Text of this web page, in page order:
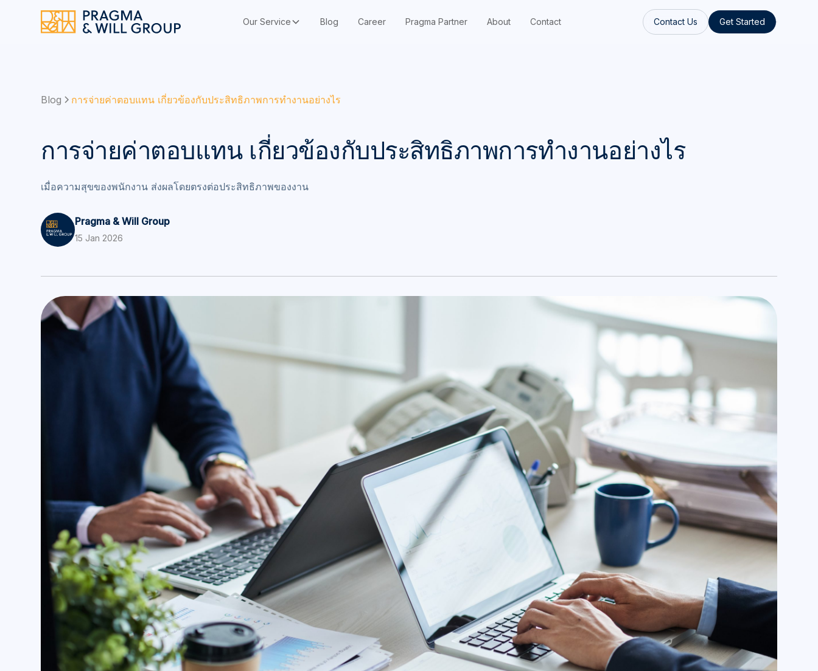
Our Service Blog Career Pragma Partner About Contact Contact Us Get Started
Blog การจ่ายค่าตอบแทน เกี่ยวข้องกับประสิทธิภาพการทำงานอย่างไร
การจ่ายค่าตอบแทน เกี่ยวข้องกับประสิทธิภาพการทำงานอย่างไร
เมื่อความสุขของพนักงาน ส่งผลโดยตรงต่อประสิทธิภาพของงาน
Pragma & Will Group
15 Jan 2026